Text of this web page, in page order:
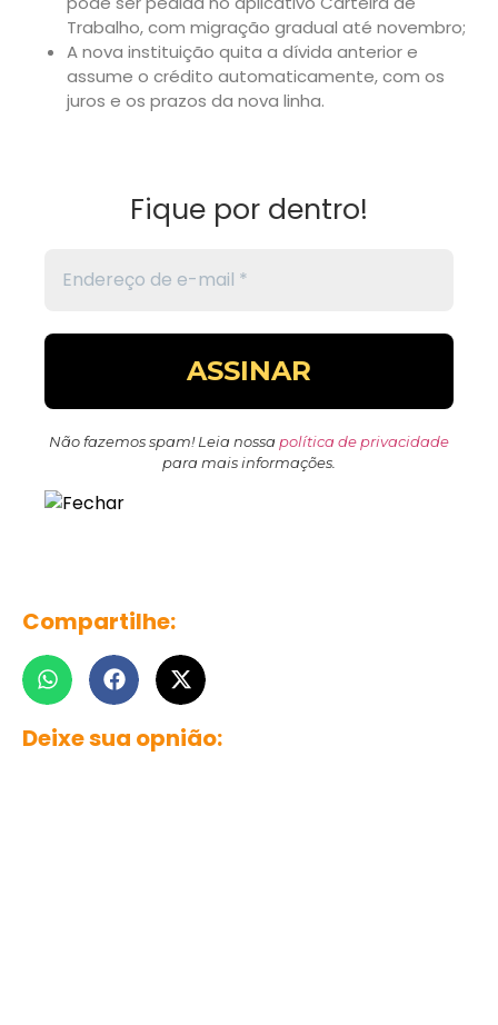
Trabalho, com migração gradual até novembro;
A nova instituição quita a dívida anterior e
assume o crédito automaticamente, com os
juros e os prazos da nova linha.
Fique por dentro!
Não fazemos spam! Leia nossapolítica de privacidade
para mais informações.
Compartilhe:
Deixe sua opnião: